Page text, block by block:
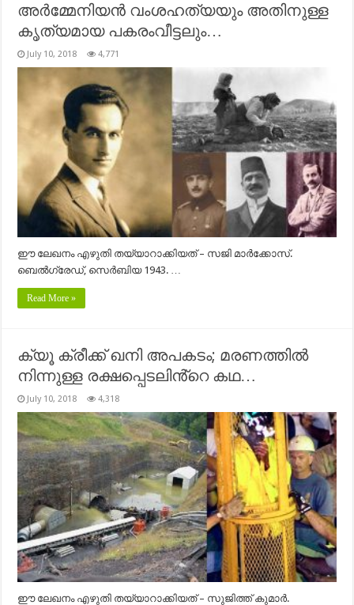
അർമ്മേനിയൻ വംശഹത്യയും അതിനുള്ള
കൃത്യമായ പകരംവീട്ടലും…
July 10, 2018 4,771
ഈ ലേഖനം എഴുതി തയ്യാറാക്കിയത് – സജി മാർക്കോസ്.
ബെൽഗ്രേഡ്, സെർബിയ 1943. …
Read More »
ക്യൂ ക്രീക്ക്‌ ഖനി അപകടം; മരണത്തിൽ
നിന്നുള്ള രക്ഷപ്പെടലിൻ്റെ കഥ…
July 10, 2018 4,318
ഈ ലേഖനം എഴുതി തയ്യാറാക്കിയത് – സുജിത്ത് കുമാർ.